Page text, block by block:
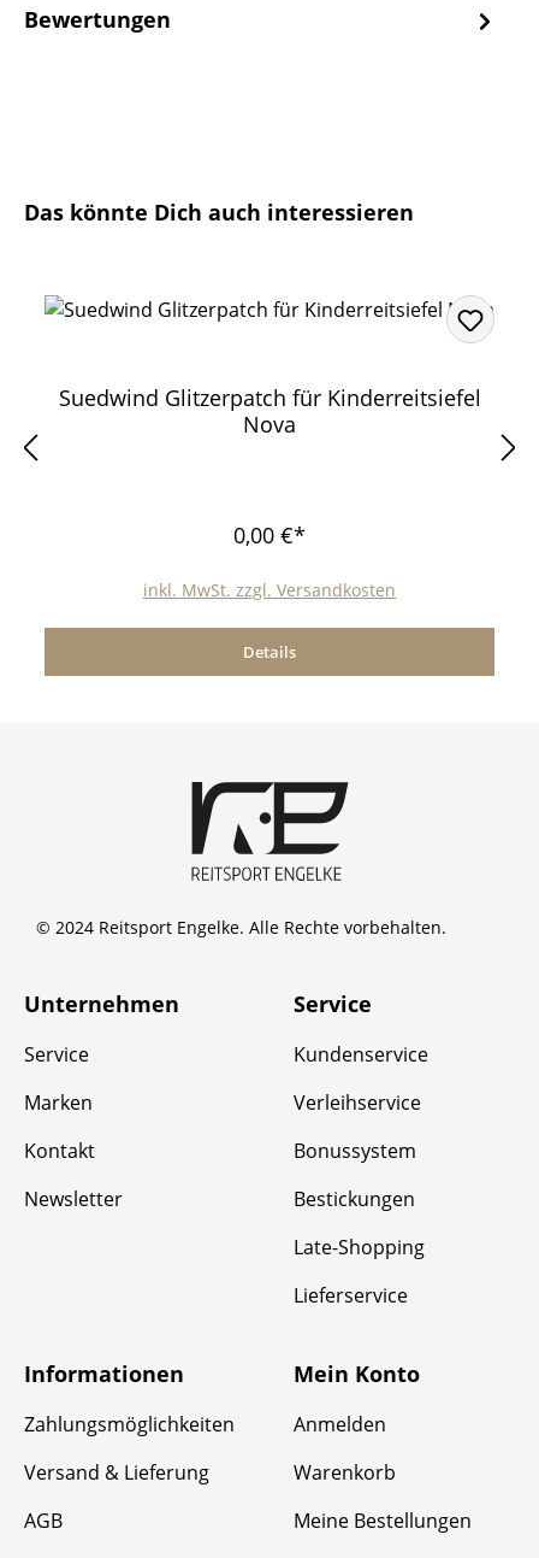
Bewertungen
Produktgalerie überspringen
Das könnte Dich auch interessieren
Suedwind Glitzerpatch für Kinderreitsiefel
Nova
0,00 €*
inkl. MwSt. zzgl. Versandkosten
Details
© 2024 Reitsport Engelke. Alle Rechte vorbehalten.
Unternehmen
Service
Marken
Kontakt
Newsletter
Service
Kundenservice
Verleihservice
Bonussystem
Bestickungen
Late-Shopping
Lieferservice
Informationen
Zahlungsmöglichkeiten
Versand & Lieferung
AGB
Mein Konto
Anmelden
Warenkorb
Meine Bestellungen